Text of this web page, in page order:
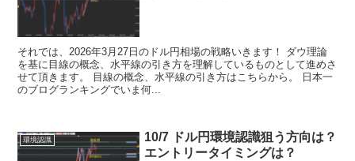
それでは、2026年3月27日のドル円相場の戦略いきます！ ダウ理論
を基に目線の概念、水平線の引き方を理解しているものとして進めさ
せて頂きます。 目線の概念、水平線の引き方はこちらから。 日本一
のブログランキングでいま何...
環境認識
10/7 ドル円環境認識狙う方向は？
エントリータイミングは？